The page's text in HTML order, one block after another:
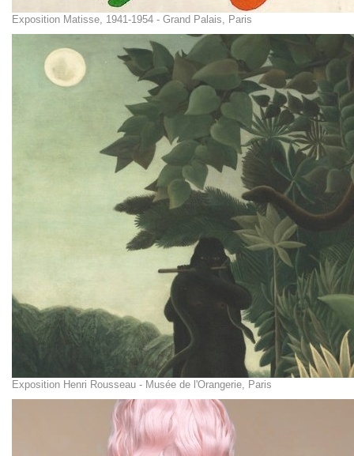
Exposition Matisse, 1941-1954 - Grand Palais, Paris
Exposition Henri Rousseau - Musée de l'Orangerie, Paris